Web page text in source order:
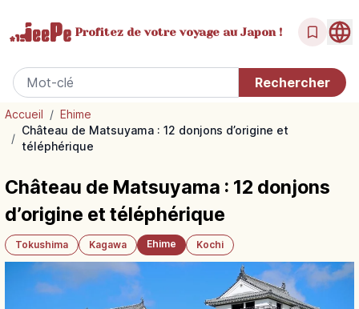
Profitez de votrevoyage au Japon !
Accueil / Ehime
/
Château de Matsuyama : 12 donjons d’origine et
téléphérique
Château de Matsuyama : 12 donjons
d’origine et téléphérique
Tokushima Kagawa Ehime Kochi